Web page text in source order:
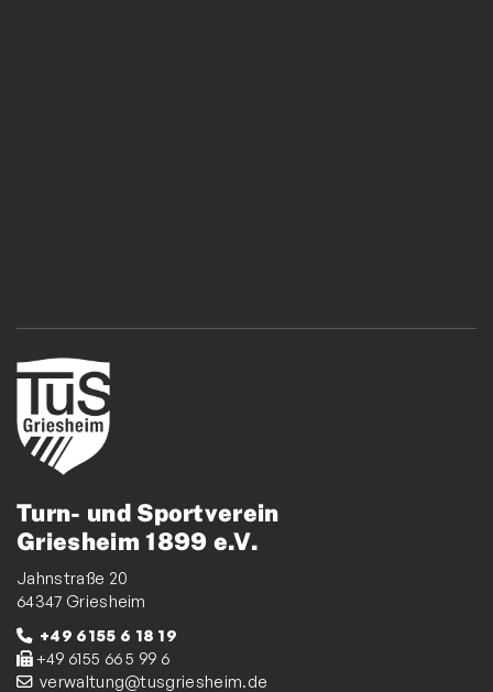
Turn- und Sportverein
Griesheim 1899 e.V.
Jahnstraße 20
64347 Griesheim
+49 6155 6 18 19
+49 6155 66 5 99 6
verwaltung@tusgriesheim.de